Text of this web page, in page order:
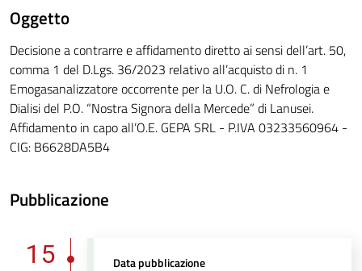
Oggetto
Decisione a contrarre e affidamento diretto ai sensi dell’art. 50,
comma 1 del D.Lgs. 36/2023 relativo all’acquisto di n. 1
Emogasanalizzatore occorrente per la U.O. C. di Nefrologia e
Dialisi del P.O. “Nostra Signora della Mercede” di Lanusei.
Affidamento in capo all’O.E. GEPA SRL - P.IVA 03233560964 -
CIG: B6628DA5B4
Pubblicazione
15 Data pubblicazione